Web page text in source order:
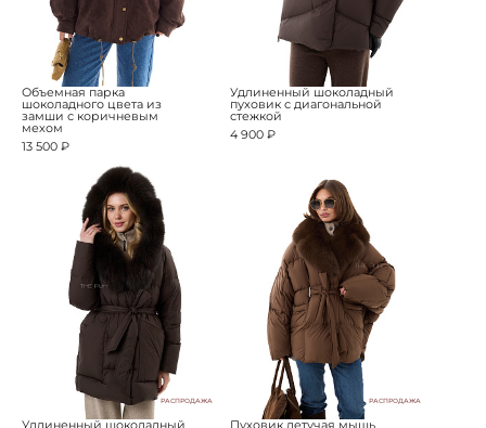
Объемная парка
шоколадного цвета из
замши с коричневым
мехом
13 500 ₽
Удлиненный шоколадный
пуховик с диагональной
стежкой
4 900 ₽
РАСПРОДАЖА
Удлиненный шоколадный
РАСПРОДАЖА
Пуховик летучая мышь